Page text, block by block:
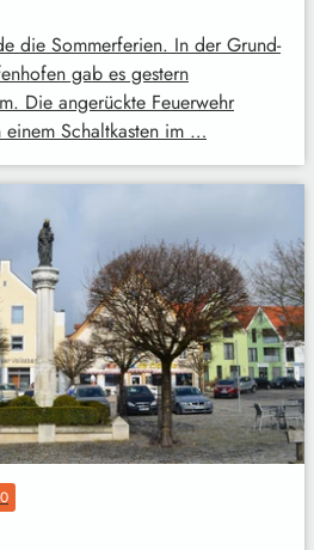
die Sommerferien. In der Grund-
gab es gestern
Die angerückte Feuerwehr
einem Schaltkasten im …